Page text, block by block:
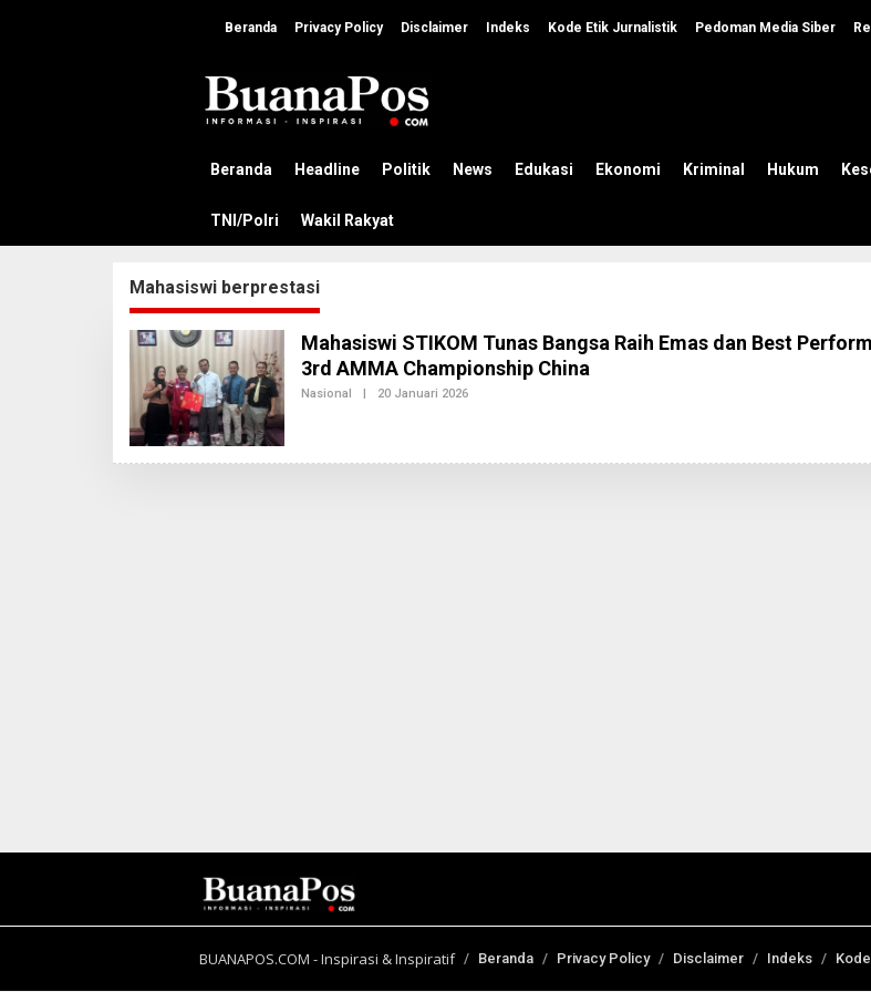
e
Beranda Privacy Policy Disclaimer Indeks Kode Etik Jurnalistik Pedoman Media Siber
Beranda Headline Politik News Edukasi Ekonomi Kriminal Hukum
TNI/Polri Wakil Rakyat
Mahasiswi berprestasi
Mahasiswi STIKOM Tunas Bangsa Raih Emas dan Best
3rd AMMA Championship China
Nasional | 20 Januari 2026
BUANAPOS.COM - Inspirasi & Inspiratif Beranda Privacy Policy Disclaimer Indeks